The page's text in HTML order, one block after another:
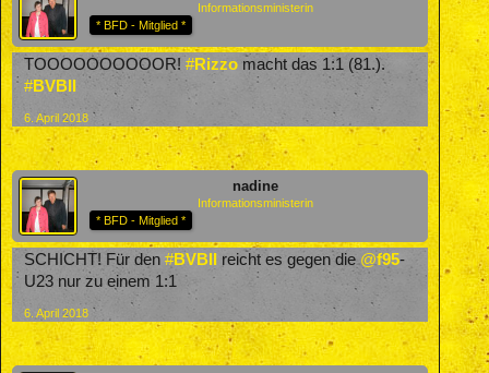
Informationsministerin
* BFD - Mitglied *
TOOOOOOOOOOR! #Rizzo macht das 1:1 (81.).
#BVBII
6. April 2018
nadine
Informationsministerin
* BFD - Mitglied *
SCHICHT! Für den #BVBII reicht es gegen die @f95-
U23 nur zu einem 1:1
6. April 2018